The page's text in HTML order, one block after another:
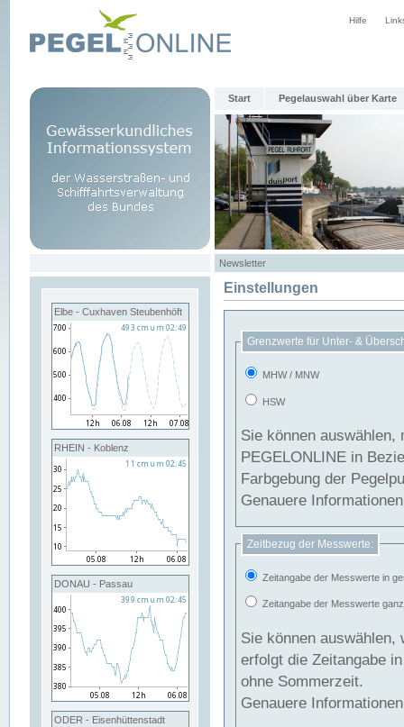
Hilfe
Start Pegelauswahl über Karte
Newsletter
Elbe - Cuxhaven Steubenhöft
RHEIN - Koblenz
DONAU - Passau
ODER - Eisenhüttenstadt
Einstellungen
Grenzwerte für Unter- &
MHW / MNW
HSW
Sie können
PEGELONLINE in Beziehung
Farbgebung der
Genauere
Zeitbezug der Messwerte:
Zeitangabe der Messwerte in
Zeitangabe der Messwerte
Sie können auswählen,
erfolgt die Zeitangabe
ohne Sommerzeit.
Genauere